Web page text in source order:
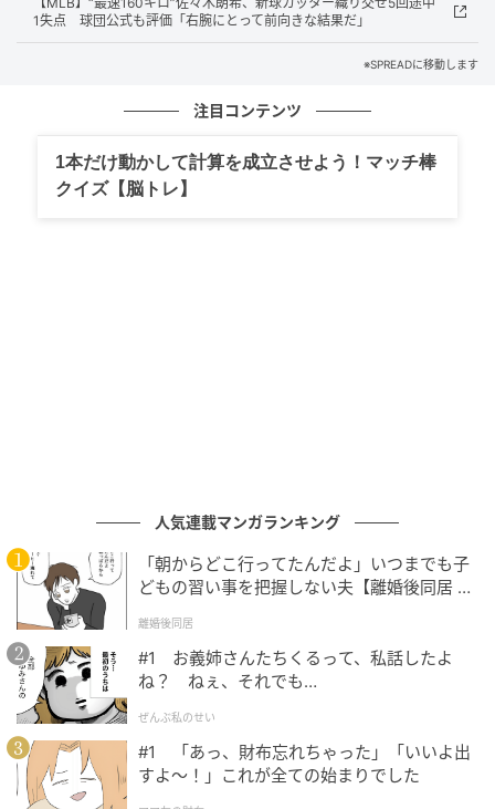
ント（FA）市場におけるムラカミの予想評価額は、実
際にホワイトソックスと結んだ契約よりもはるかに高
いものだった。しかし、空振りの多さへの懸念、守備
への懸念などから獲得に迷う球団が争奪戦から撤退。
ルという契約に留まった。とはいえ、今のところは順
調だ」とした。
の記事をもっとみる
1失点 球団公式も評価「右腕にとって前向きな結果だ」
※SPREADに移動します
注目コンテンツ
1本だけ動かして計算を成立させよう！マッチ棒
クイズ【脳トレ】
人気連載マンガランキング
「朝からどこ行ってたんだよ」いつまでも子
どもの習い事を把握しない夫【離婚後同居 Vo
離婚後同居
#1 お義姉さんたちくるって、私話したよ
ね？ ねぇ、それでも…
ぜんぶ私のせい
#1 「あっ、財布忘れちゃった」「いいよ出
すよ〜！」これが全ての始まりでした